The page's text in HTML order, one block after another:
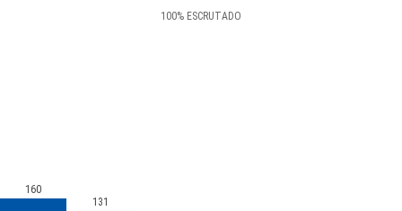
100% ESCRUTADO
160
131